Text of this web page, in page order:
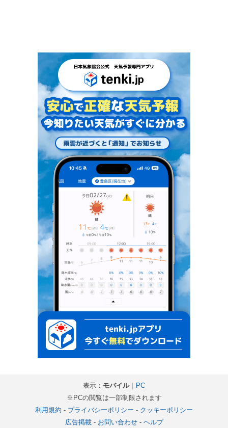
表示： モバイル｜ PC
※PCの閲覧は一部制限されます
利用規約 - プライバシーポリシー - クッキーポリシー
広告掲載- お問い合わせ- ヘルプ